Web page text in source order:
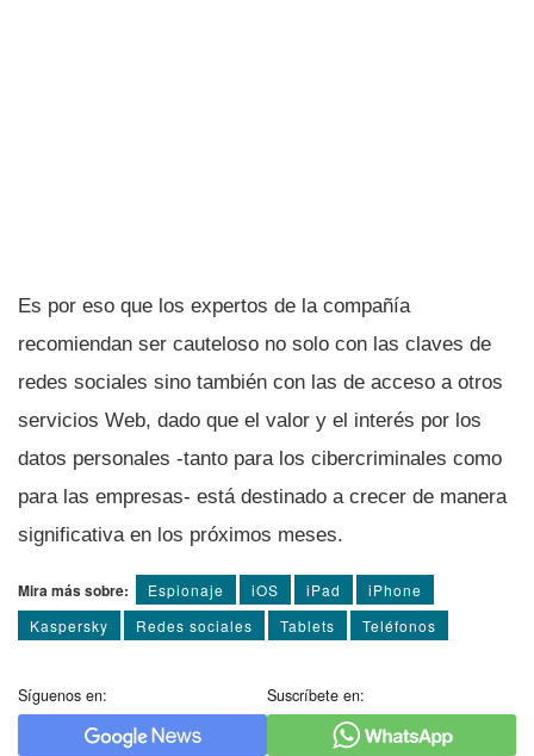
Es por eso que los expertos de la compañí­a
recomiendan ser cauteloso no solo con las claves de
redes sociales sino también con las de acceso a otros
servicios Web, dado que el valor y el interés por los
datos personales -tanto para los cibercriminales como
para las empresas- está destinado a crecer de manera
significativa en los próximos meses.
Mira más sobre: Espionaje iOS iPad
iPhone
Kaspersky
Redes sociales Tablets Teléfonos
Síguenos en: Suscríbete en: